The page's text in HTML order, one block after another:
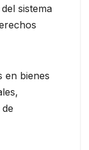
sistema
en bienes